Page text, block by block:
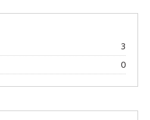
3
0